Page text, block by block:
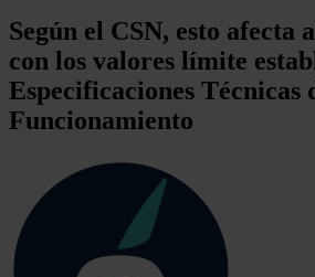
Según el CSN, esto afecta
con los valores límite
Especificaciones Técnicas
Funcionamiento